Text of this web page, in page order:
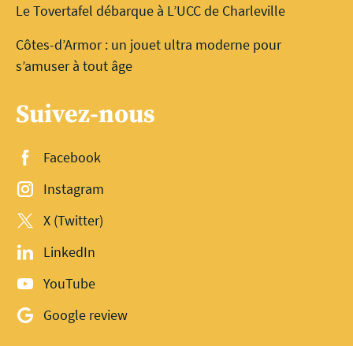
Le Tovertafel débarque à L’UCC de Charleville
Côtes-d’Armor : un jouet ultra moderne pour
s’amuser à tout âge
Suivez-nous
Facebook
Instagram
X (Twitter)
LinkedIn
YouTube
Google review